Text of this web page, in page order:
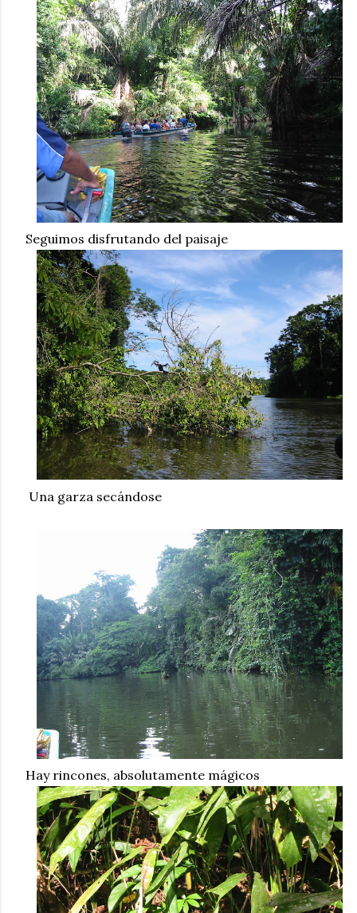
Seguimos disfrutando del paisaje
Una garza secándose
Hay rincones, absolutamente mágicos